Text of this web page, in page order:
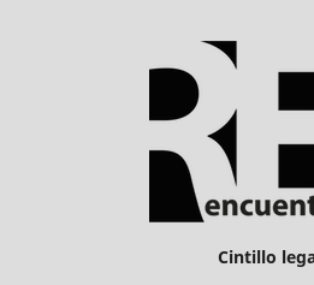
Cintillo